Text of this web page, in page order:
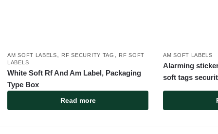
AM SOFT LABELS, RF SECURITY TAG , RF SOFT
LABELS
White Soft Rf And Am Label, Packaging
Type Box
Read more
AM SOFT LABELS
Alarming
soft tags